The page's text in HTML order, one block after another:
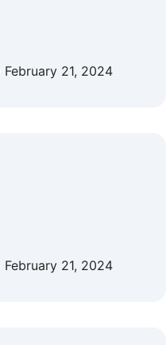
February 21, 2024
February 21, 2024